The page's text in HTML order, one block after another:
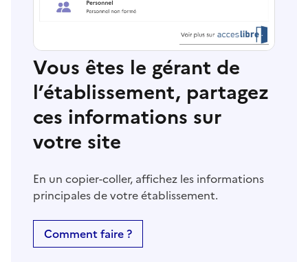
Vous êtes le gérant de
l’établissement, partagez
ces informations sur
votre site
En un copier-coller, affichez les informations
principales de votre établissement.
Comment faire ?